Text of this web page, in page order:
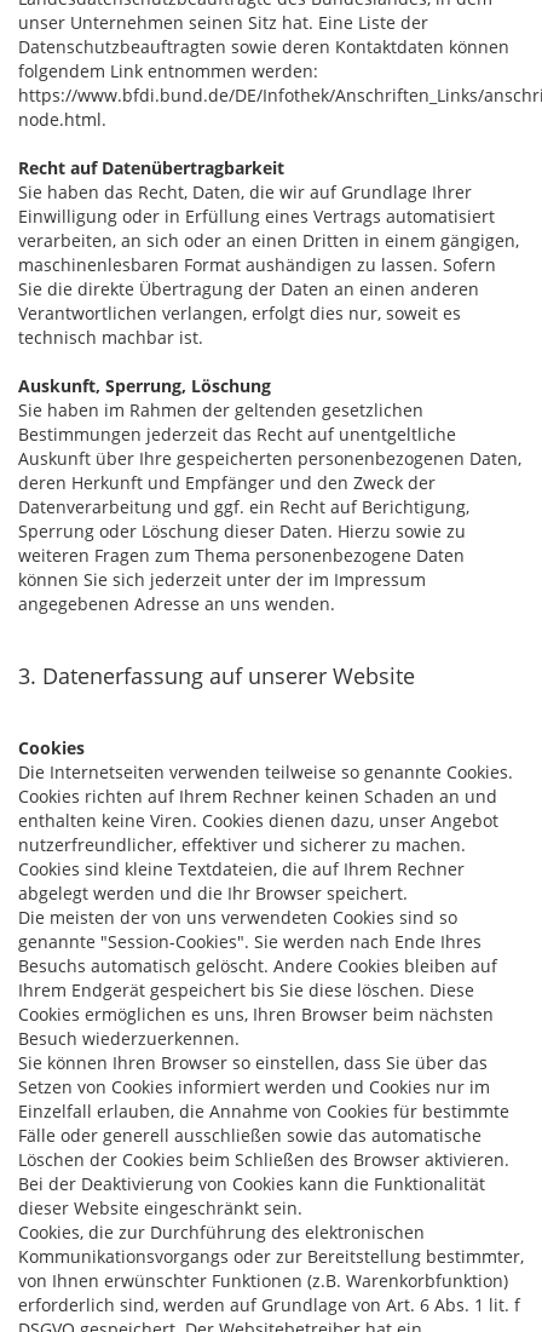
unser Unternehmen seinen Sitz hat. Eine Liste der
Datenschutzbeauftragten sowie deren Kontaktdaten können
folgendem Link entnommen werden:
https://www.bfdi.bund.de/DE/Infothek/Anschriften_Links/
node.html.
Recht auf Datenübertragbarkeit
Sie haben das Recht, Daten, die wir auf Grundlage Ihrer
Einwilligung oder in Erfüllung eines Vertrags automatisiert
verarbeiten, an sich oder an einen Dritten in einem gängigen,
maschinenlesbaren Format aushändigen zu lassen. Sofern
Sie die direkte Übertragung der Daten an einen anderen
Verantwortlichen verlangen, erfolgt dies nur, soweit es
technisch machbar ist.
Auskunft, Sperrung, Löschung
Sie haben im Rahmen der geltenden gesetzlichen
Bestimmungen jederzeit das Recht auf unentgeltliche
Auskunft über Ihre gespeicherten personenbezogenen Daten,
deren Herkunft und Empfänger und den Zweck der
Datenverarbeitung und ggf. ein Recht auf Berichtigung,
Sperrung oder Löschung dieser Daten. Hierzu sowie zu
weiteren Fragen zum Thema personenbezogene Daten
können Sie sich jederzeit unter der im Impressum
angegebenen Adresse an uns wenden.
3. Datenerfassung auf unserer Website
Cookies
Die Internetseiten verwenden teilweise so genannte Cookies.
Cookies richten auf Ihrem Rechner keinen Schaden an und
enthalten keine Viren. Cookies dienen dazu, unser Angebot
nutzerfreundlicher, effektiver und sicherer zu machen.
Cookies sind kleine Textdateien, die auf Ihrem Rechner
abgelegt werden und die Ihr Browser speichert.
Die meisten der von uns verwendeten Cookies sind so
genannte "Session-Cookies". Sie werden nach Ende Ihres
Besuchs automatisch gelöscht. Andere Cookies bleiben auf
Ihrem Endgerät gespeichert bis Sie diese löschen. Diese
Cookies ermöglichen es uns, Ihren Browser beim nächsten
Besuch wiederzuerkennen.
Sie können Ihren Browser so einstellen, dass Sie über das
Setzen von Cookies informiert werden und Cookies nur im
Einzelfall erlauben, die Annahme von Cookies für bestimmte
Fälle oder generell ausschließen sowie das automatische
Löschen der Cookies beim Schließen des Browser aktivieren.
Bei der Deaktivierung von Cookies kann die Funktionalität
dieser Website eingeschränkt sein.
Cookies, die zur Durchführung des elektronischen
Kommunikationsvorgangs oder zur Bereitstellung bestimmter,
von Ihnen erwünschter Funktionen (z.B. Warenkorbfunktion)
erforderlich sind, werden auf Grundlage von Art. 6 Abs. 1 lit. f